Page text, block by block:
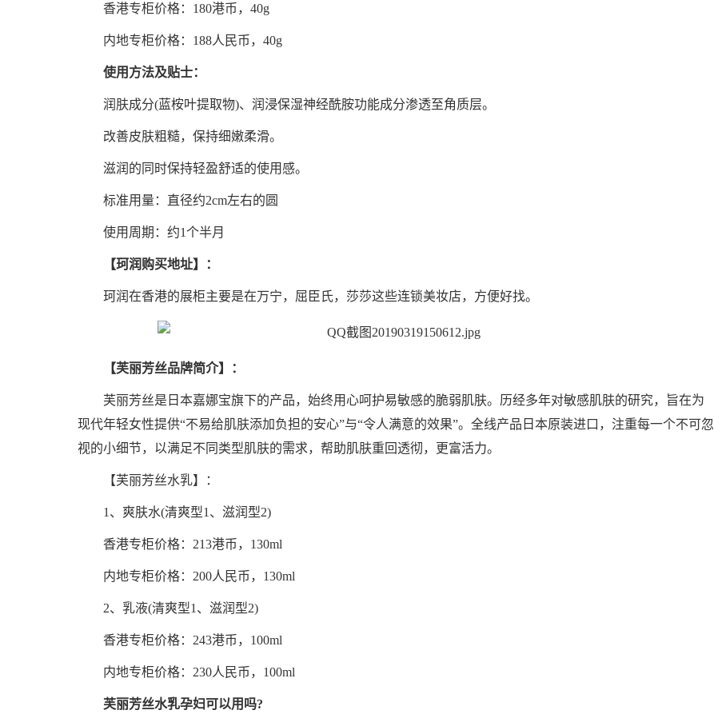
香港专柜价格：180港币，40g
内地专柜价格：188人民币，40g
使用方法及贴士：
润肤成分(蓝桉叶提取物)、润浸保湿神经酰胺功能成分渗透至角质层。
改善皮肤粗糙，保持细嫩柔滑。
滋润的同时保持轻盈舒适的使用感。
标准用量：直径约2cm左右的圆
使用周期：约1个半月
【珂润购买地址】：
珂润在香港的展柜主要是在万宁，屈臣氏，莎莎这些连锁美妆店，方便好找。
【芙丽芳丝品牌简介】：
芙丽芳丝是日本嘉娜宝旗下的产品，始终用心呵护易敏感的脆弱肌肤。历经多年对敏感肌肤的研究，旨在为
现代年轻女性提供“不易给肌肤添加负担的安心”与“令人满意的效果”。全线产品日本原装进口，注重每一个不可忽
视的小细节，以满足不同类型肌肤的需求，帮助肌肤重回透彻，更富活力。
【芙丽芳丝水乳】：
1、爽肤水(清爽型1、滋润型2)
香港专柜价格：213港币，130ml
内地专柜价格：200人民币，130ml
2、乳液(清爽型1、滋润型2)
香港专柜价格：243港币，100ml
内地专柜价格：230人民币，100ml
芙丽芳丝水乳孕妇可以用吗?